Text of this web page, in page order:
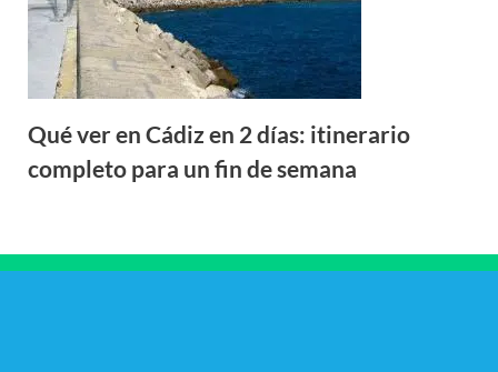
Qué ver en Cádiz en 2 días: itinerario
completo para un fin de semana